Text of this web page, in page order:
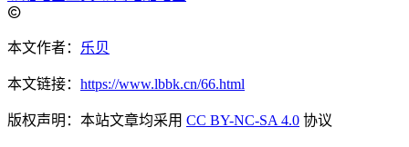
本文作者： 乐贝
本文链接： https://www.lbbk.cn/66.html
版权声明：本站文章均采用 CC BY-NC-SA 4.0 协议